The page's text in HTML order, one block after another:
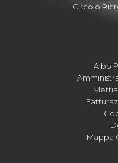
Circolo
Albo
Mappa